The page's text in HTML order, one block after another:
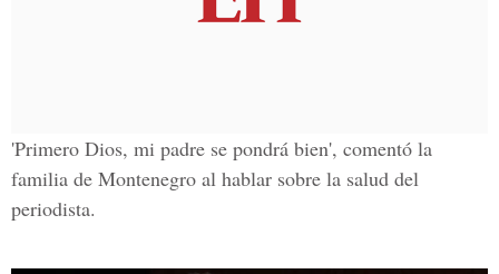
'Primero Dios, mi padre se pondrá bien', comentó la
familia de Montenegro al hablar sobre la salud del
periodista.